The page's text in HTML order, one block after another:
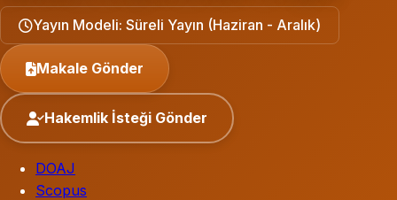
Yayın Modeli: Süreli Yayın (Haziran - Aralık)
Makale Gönder
Hakemlik İsteği Gönder
DOAJ
Scopus